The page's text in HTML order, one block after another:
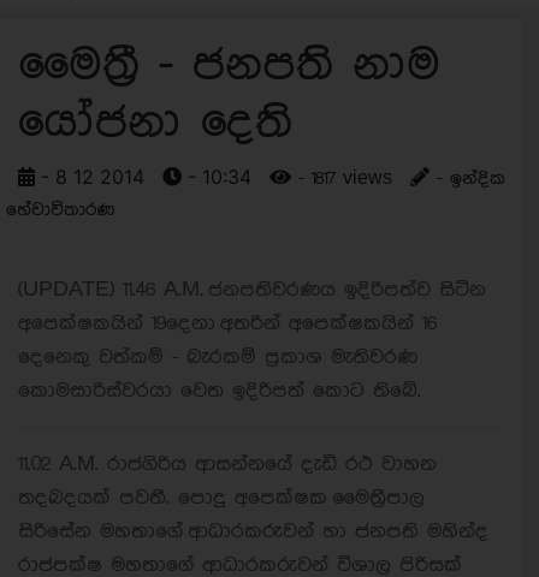
මෛත්‍රී - ජනපති නාම
යෝජනා දෙති
- 8 12 2014 - 10:34 - 1817 views
- ඉන්දික
හේවාවිතාරණ
(UPDATE) 11.46 A.M. ජනපතිවරණය ඉදිරිපත්ව සිටින
අපෙක්ෂකයින් 19දෙනා අතරින් අපෙක්ෂකයින් 16
දෙනෙකු වත්කම් - බැරකම් ප්‍රකාශ මැතිවරණ
කොමසාරිස්වරයා වෙත ඉදිරිපත් කොට තිබේ.
11.02 A.M. රාජගිරිය ආසන්නයේ දැඩි රථ වාහන
තදබදයක් පවතී. පොදු අපෙක්ෂක මෛත්‍රීපාල
සිරිසේන මහතාගේ ආධාරකරුවන් හා ජනපති මහින්ද
රාජපක්ෂ මහතාගේ ආධාරකරුවන් විශාල පිරිසක්